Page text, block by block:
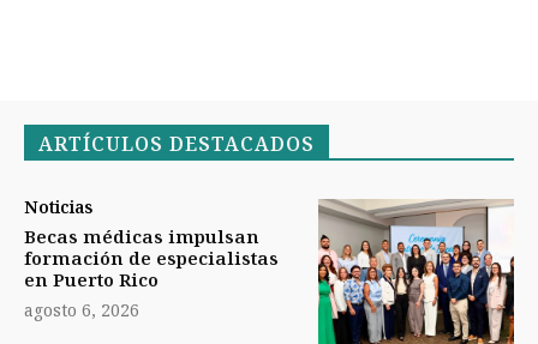
ARTÍCULOS DESTACADOS
Noticias
Becas médicas impulsan
formación de especialistas
en Puerto Rico
agosto 6, 2026